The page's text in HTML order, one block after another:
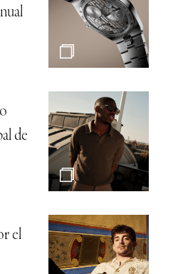
de
el